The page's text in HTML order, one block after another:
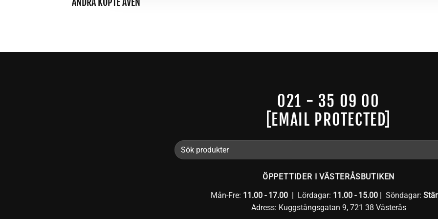
021 - 35 09 00
[EMAIL PROTECTED]
Sök
efter:
ÖPPETTIDER I VÄSTERÅSBUTIKEN
Mån-Fre: 11.00 - 17.00 | Lördagar: 11.00 - 15.00 | Söndagar:
Adress: Kuggstångsgatan 9, 721 38 Västerås